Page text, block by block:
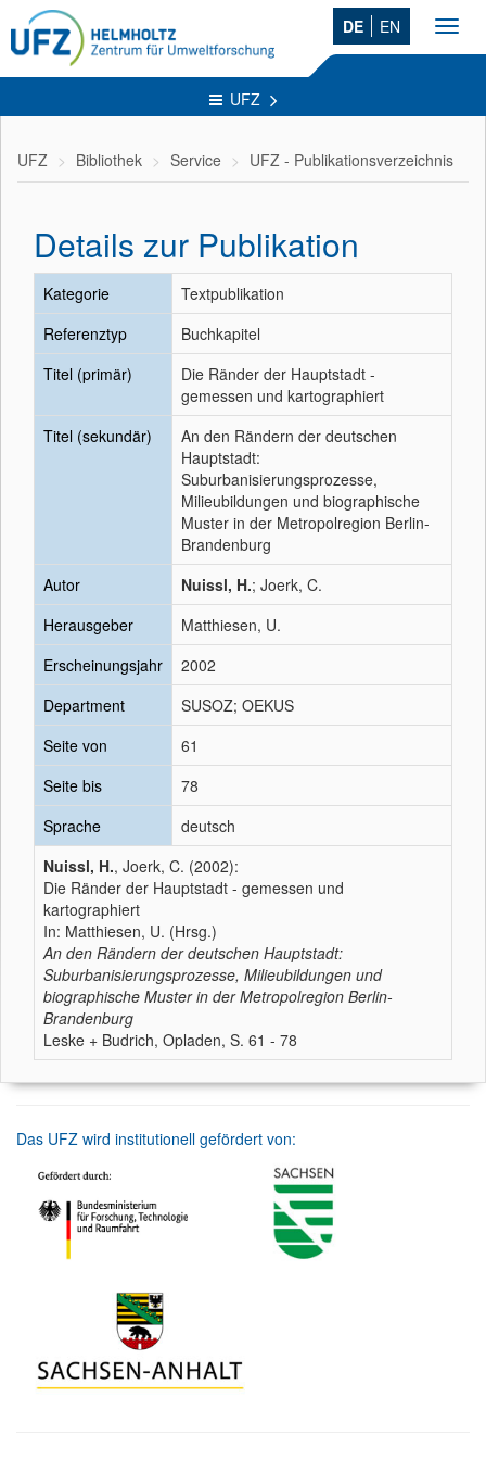
DE EN
UFZ
UFZ Bibliothek Service UFZ - Publikationsverzeichnis
Details zur Publikation
Kategorie
Textpublikation
Referenztyp
Buchkapitel
Titel (primär)
Die Ränder der Hauptstadt -
gemessen und kartographiert
Titel (sekundär)
An den Rändern der deutschen
Hauptstadt:
Suburbanisierungsprozesse,
Milieubildungen und biographische
Muster in der Metropolregion Berlin-
Brandenburg
Autor
Nuissl, H.; Joerk, C.
Herausgeber
Matthiesen, U.
Erscheinungsjahr
2002
Department
SUSOZ; OEKUS
Seite von
61
Seite bis
78
Sprache
deutsch
Nuissl, H., Joerk, C. (2002):
Die Ränder der Hauptstadt - gemessen und
kartographiert
In: Matthiesen, U. (Hrsg.)
An den Rändern der deutschen Hauptstadt:
Suburbanisierungsprozesse, Milieubildungen und
biographische Muster in der Metropolregion Berlin-
Brandenburg
Leske + Budrich, Opladen, S. 61 - 78
Das UFZ wird institutionell gefördert von: